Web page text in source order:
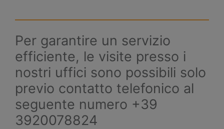
Per garantire un servizio
efficiente, le visite presso i
nostri uffici sono possibili solo
previo contatto telefonico al
seguente numero +39
3920078824